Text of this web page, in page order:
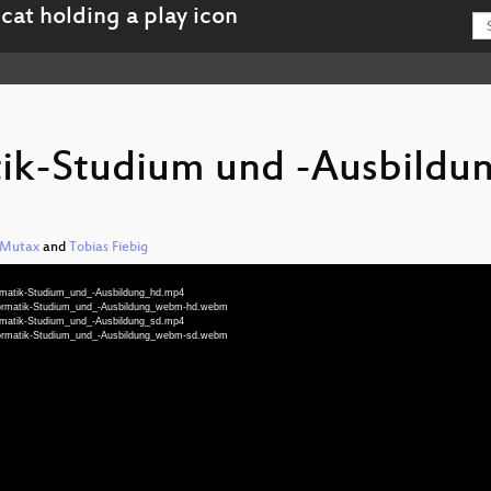
Studium und -
Mutax and Tobias Fiebig
Studium_und_-Ausbildung_hd.mp4
Studium_und_-Ausbildung_webm-hd.webm
Studium_und_-Ausbildung_sd.mp4
Studium_und_-Ausbildung_webm-sd.webm